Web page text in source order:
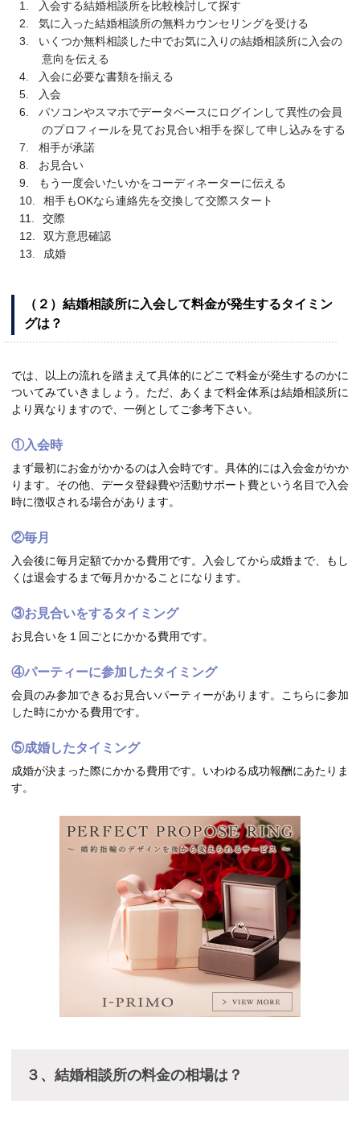
入会する結婚相談所を比較検討して探す
気に入った結婚相談所の無料カウンセリングを受ける
いくつか無料相談した中でお気に入りの結婚相談所に入会の
意向を伝える
入会に必要な書類を揃える
入会
パソコンやスマホでデータベースにログインして異性の会員
のプロフィールを見てお見合い相手を探して申し込みをする
相手が承諾
お見合い
もう一度会いたいかをコーディネーターに伝える
相手もOKなら連絡先を交換して交際スタート
交際
双方意思確認
成婚
（２）結婚相談所に入会して料金が発生するタイミン
グは？
では、以上の流れを踏まえて具体的にどこで料金が発生するのかに
ついてみていきましょう。ただ、あくまで料金体系は結婚相談所に
より異なりますので、一例としてご参考下さい。
①入会時
まず最初にお金がかかるのは入会時です。具体的には入会金がかか
ります。その他、データ登録費や活動サポート費という名目で入会
時に徴収される場合があります。
②毎月
入会後に毎月定額でかかる費用です。入会してから成婚まで、もし
くは退会するまで毎月かかることになります。
③お見合いをするタイミング
お見合いを１回ごとにかかる費用です。
④パーティーに参加したタイミング
会員のみ参加できるお見合いパーティーがあります。こちらに参加
した時にかかる費用です。
⑤成婚したタイミング
成婚が決まった際にかかる費用です。いわゆる成功報酬にあたりま
す。
３、結婚相談所の料金の相場は？